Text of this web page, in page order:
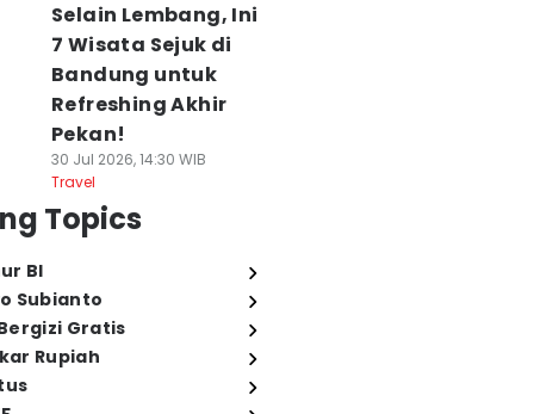
Selain Lembang, Ini
7 Wisata Sejuk di
Bandung untuk
Refreshing Akhir
Pekan!
30 Jul 2026, 14:30 WIB
Travel
Topics
BI
Subianto
Gratis
Rupiah